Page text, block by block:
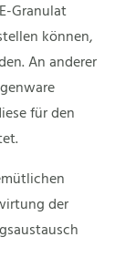
Granulat
können,
An anderer
für den
der